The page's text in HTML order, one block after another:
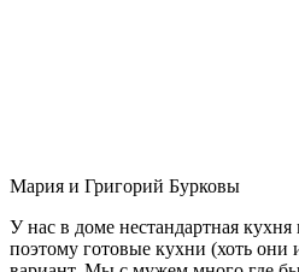
Мария и Григорий Бурковы
У нас в доме нестандартная кухня
поэтому готовые кухни (хоть